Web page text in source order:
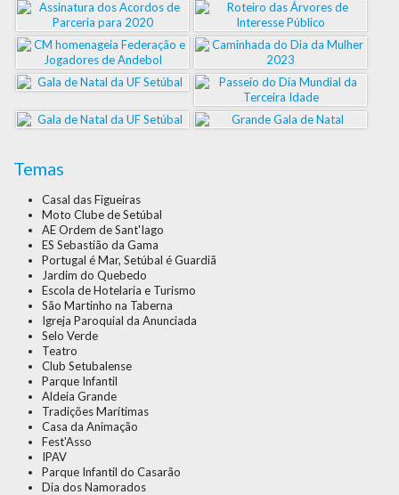
Temas
Casal das Figueiras
Moto Clube de Setúbal
AE Ordem de Sant'Iago
ES Sebastião da Gama
Portugal é Mar, Setúbal é Guardiã
Jardim do Quebedo
Escola de Hotelaria e Turismo
São Martinho na Taberna
Igreja Paroquial da Anunciada
Selo Verde
Teatro
Club Setubalense
Parque Infantil
Aldeia Grande
Tradições Marítimas
Casa da Animação
Fest'Asso
IPAV
Parque Infantil do Casarão
Dia dos Namorados